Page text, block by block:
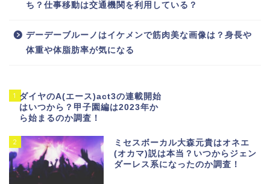
ち？仕事移動は交通機関を利用している？
デーデーブルーノはイケメンで筋肉美な画像は？身長や
体重や体脂肪率が気になる
1 ダイヤのA(エース)act3の連載開始
はいつから？甲子園編は2023年か
ら始まるのか調査！
2
ミセスボーカル大森元貴はオネエ
(オカマ)説は本当？いつからジェン
ダーレス系になったのか調査！